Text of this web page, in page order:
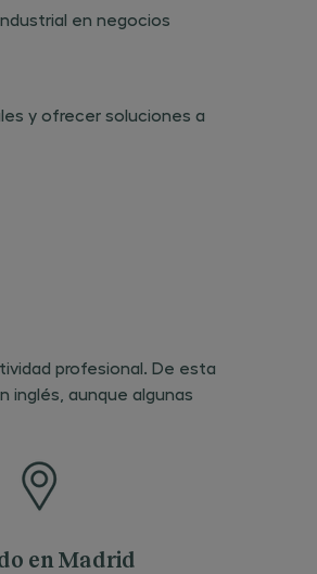
en negocios
y ofrecer soluciones a
profesional. De esta
inglés, aunque algunas
en Madrid